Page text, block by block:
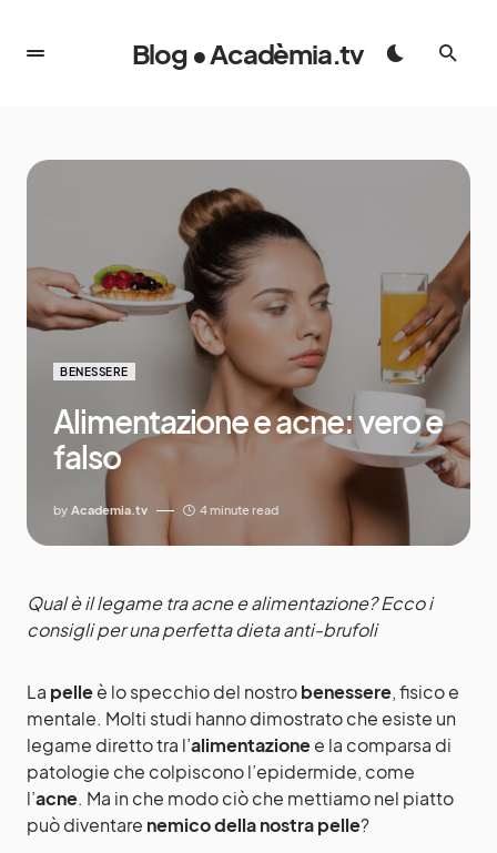
Blog • Acadèmia.tv
BENESSERE
Alimentazione e acne: vero e
falso
by Academia.tv 4 minute read
Qual è il legame tra acne e alimentazione? Ecco i
consigli per una perfetta dieta anti-brufoli
La pelleè lo specchio del nostrobenessere, fisico e
mentale. Molti studi hanno dimostrato che esiste un
legame diretto tra l’alimentazionee la comparsa di
patologie che colpiscono l’epidermide, come
l’acne. Ma in che modo ciò che mettiamo nel piatto
può diventare nemico della nostra pelle?